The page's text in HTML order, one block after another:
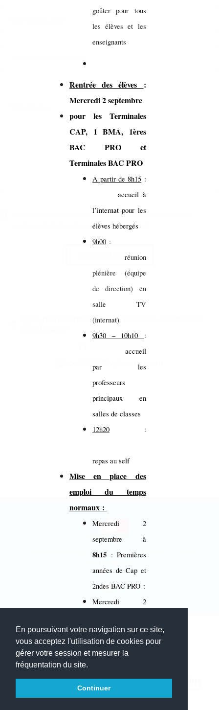
En poursuivant votre navigation sur ce site,
vous acceptez l'utilisation de cookies pour
gérer votre session et mesurer la
fréquentation du site.
Continuer
goûter pour tous
les élèves et les
enseignants
Rentrée des élèves :
Mercredi 2 septembre
pour les Terminales
CAP, 1 BMA, 1ères
BAC PRO et
Terminales BAC PRO
A partir de 8h15:
accueil à
l’internat pour les
élèves hébergés
9h00 :
réunion
plénière (équipe
de direction) en
salle TV
(internat)
9h30 – 10h10 :
accueil
par les
professeurs
principaux en
salles de classes
12h20 :
repas au self
Mise en place des
emploi du temps
normaux :
Mercredi 2
septembre à
8h15 : Premières
années de Cap et
2ndes BAC PRO :
Mercredi 2
10h25:
Terminales CAP,
BAC PRO et
Terminales BAC
Je comprends que les données saisies ne seront utilisées qu'aux fins
exclusives du traitement de ma demande de contact.
ENVOYER LE MESSAGE
Lycée professionnel Jean Monnet, 9 rue des Ursulines,
ce.0220075M@ac-rennes.fr
MENTIONS LÉGALES• LISTE DES ARTICLES